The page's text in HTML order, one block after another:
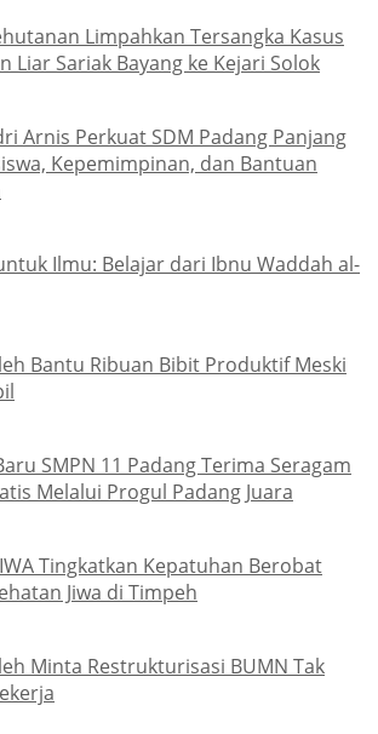
Limpahkan Tersangka Kasus
Liar Sariak Bayang ke Kejari Solok
Arnis Perkuat SDM Padang Panjang
Kepemimpinan, dan Bantuan
Ilmu: Belajar dari Ibnu Waddah al-
Bantu Ribuan Bibit Produktif Meski
SMPN 11 Padang Terima Seragam
Melalui Progul Padang Juara
Tingkatkan Kepatuhan Berobat
Jiwa di Timpeh
Minta Restrukturisasi BUMN Tak